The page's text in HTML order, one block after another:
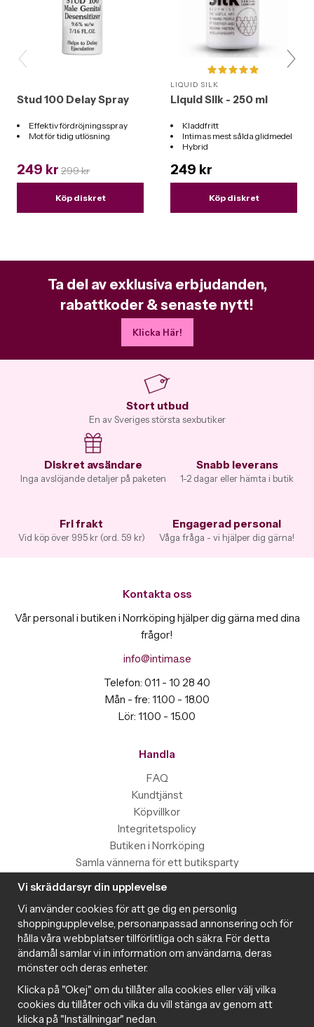
Stud 100 Delay Spray
Effektiv fördröjningsspray
Mot för tidig utlösning
249 kr 299 kr
Köp diskret
LIQUID SILK
Liquid Silk - 250 ml
Kladdfritt
Intimas mest sålda glidmedel
Hybrid
249 kr
Köp diskret
Ta del av exklusiva erbjudanden,
rabattkoder & senaste nytt!
Klicka Här!
Stort utbud
En av Sveriges största sexbutiker
Diskret avsändare
Inga avslöjande detaljer på paketen
Snabb leverans
1-2 dagar eller hämta i butik
Fri frakt
Vid köp över 995 kr (ord. 59 kr)
Engagerad personal
Våga fråga - vi hjälper dig gärna!
Kontakta oss
Vår personal i butiken i Norrköping hjälper dig gärna med dina
frågor!
info@intima.se
Telefon: 011 - 10 28 40
Mån - fre: 11.00 - 18.00
Lör: 11.00 - 15.00
Handla
FAQ
Kundtjänst
Köpvillkor
Integritetspolicy
Butiken i Norrköping
Samla vännerna för ett butiksparty
Information
Magazine
Populära produkter med toppbetyg
Nyhetsbrev
Om cookies
Samarbeta med Intima
Cookie inställningar
Vi skräddarsyr din upplevelse
Vi använder cookies för att ge dig en personlig
shoppingupplevelse, personanpassad annonsering och för
hålla våra webbplatser tillförlitliga och säkra. För detta
ändamål samlar vi in information om användarna, deras
mönster och deras enheter.
Klicka på "Okej" om du tillåter alla cookies eller välj vilka
cookies du tillåter och vilka du vill stänga av genom att
klicka på "Inställningar" nedan.